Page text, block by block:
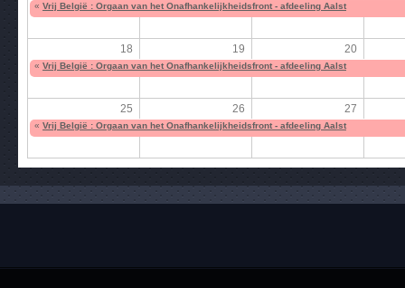
« Vrij België : Orgaan van het Onafhankelijkheidsfront - afdeeling Aalst
18 19 20
« Vrij België : Orgaan van het Onafhankelijkheidsfront - afdeeling Aalst
25 26 27
« Vrij België : Orgaan van het Onafhankelijkheidsfront - afdeeling Aalst